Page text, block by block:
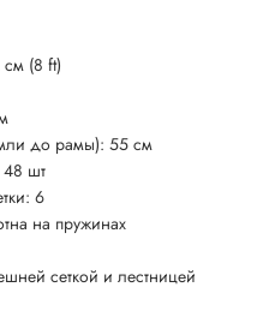
см (8 ft)
до рамы): 55 см
48 шт
6
на пружинах
сеткой и лестницей